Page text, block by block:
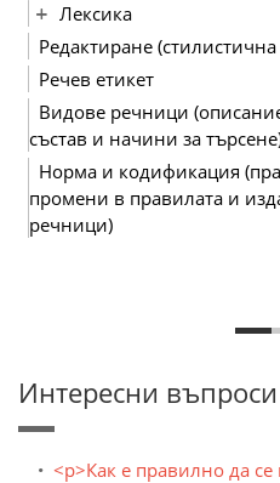
Лексика
Редактиране
Речев етикет
Видове речници
състав и начини за
Норма и кодификация
промени в правилата и
речници)
Интересни въпроси
<p>Как е правилно да